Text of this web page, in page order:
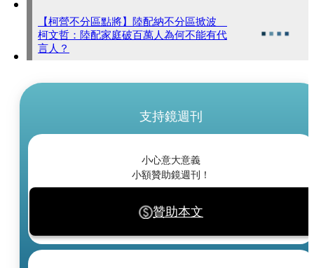
【柯營不分區點將】陸配納不分區掀波
柯文哲：陸配家庭破百萬人為何不能有代
言人？
支持鏡週刊
小心意大意義
小額贊助鏡週刊！
贊助本文